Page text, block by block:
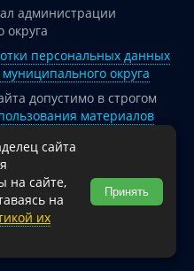
администрации
округа
персональных данных
округа
допустимо в строгом
материалов
информации ссылка
обязательна
интернет-портал
округа.
сайта
на сайте,
на
их
Принять